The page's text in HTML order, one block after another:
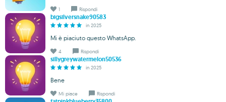
1 Rispondi
bigsilversnake90583
in 2025
Mi è piaciuto questo WhatsApp.
4 Rispondi
sillygreywatermelon50536
in 2025
Bene
Mi piace Rispondi